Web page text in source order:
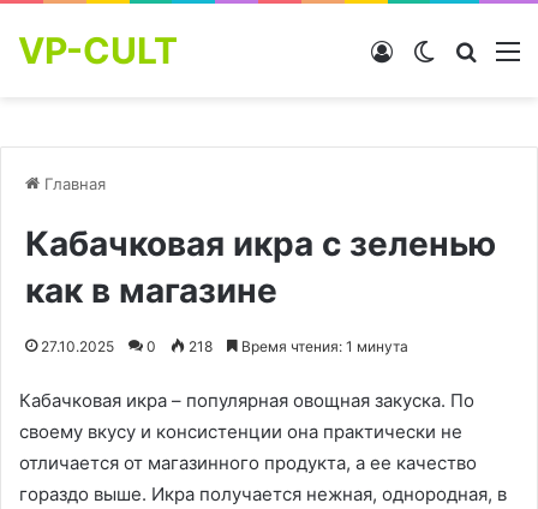
VP-CULT Switch skin
Войти
Главная
Кабачковая икра с зеленью
как в магазине
27.10.2025 0 218 Время чтения: 1 минута
Кабачковая икра – популярная овощная закуска. По
своему вкусу и консистенции она практически не
отличается от магазинного продукта, а ее качество
гораздо выше. Икра получается нежная, однородная, в